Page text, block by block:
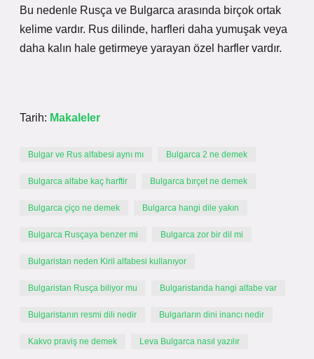
Bu nedenle Rusça ve Bulgarca arasında birçok ortak
kelime vardır. Rus dilinde, harfleri daha yumuşak veya
daha kalın hale getirmeye yarayan özel harfler vardır.
Tarih: Makaleler
Bulgar ve Rus alfabesi aynı mı Bulgarca 2 ne demek
Bulgarca alfabe kaç harftir Bulgarca bırçet ne demek
Bulgarca çiço ne demek Bulgarca hangi dile yakın
Bulgarca Rusçaya benzer mi Bulgarca zor bir dil mi
Bulgaristan neden Kiril alfabesi kullanıyor
Bulgaristan Rusça biliyor mu Bulgaristanda hangi alfabe var
Bulgaristanın resmi dili nedir Bulgarların dini inancı nedir
Kakvo praviş ne demek Leva Bulgarca nasıl yazılır